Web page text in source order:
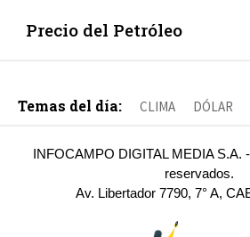
Precio del Petróleo
Temas del día: CLIMA DÓLAR
INFOCAMPO DIGITAL MEDIA S.A.
reservados.
Av. Libertador 7790, 7° A,